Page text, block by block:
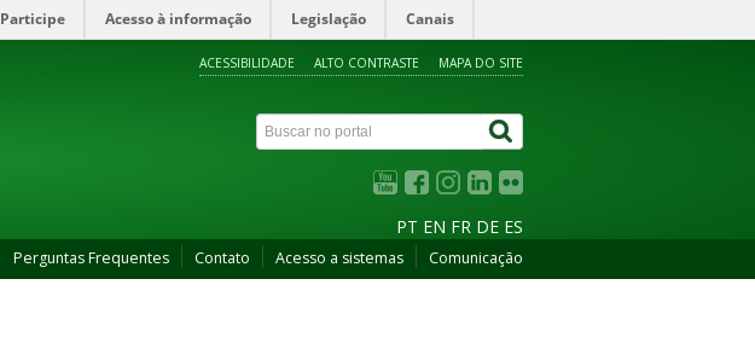
Participe Acesso à informação Legislação Canais
ACESSIBILIDADE ALTO CONTRASTE MAPA DO SITE
PT EN FR DE ES
Perguntas Frequentes Contato Acesso a sistemas Comunicação